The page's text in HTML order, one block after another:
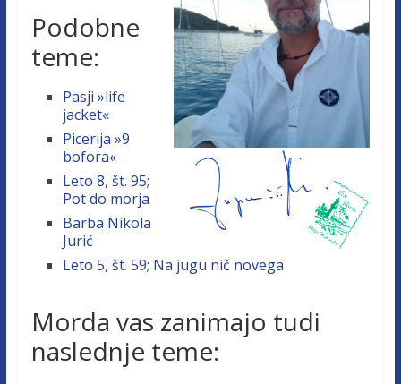
Podobne
teme:
Pasji »life
jacket«
Picerija »9
bofora«
Leto 8, št. 95;
Pot do morja
Barba Nikola
Jurić
Leto 5, št. 59; Na jugu nič novega
Morda vas zanimajo tudi
naslednje teme: